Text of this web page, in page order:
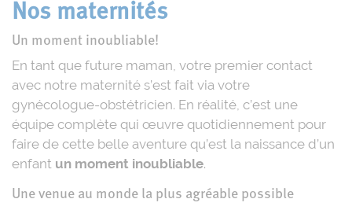
Nos maternités
Un moment inoubliable!
En tant que future maman, votre premier contact
avec notre maternité s’est fait via votre
gynécologue-obstétricien. En réalité, c’est une
équipe complète qui œuvre quotidiennement pour
faire de cette belle aventure qu’est la naissance d’un
enfant un moment inoubliable.
Une venue au monde la plus agréable possible